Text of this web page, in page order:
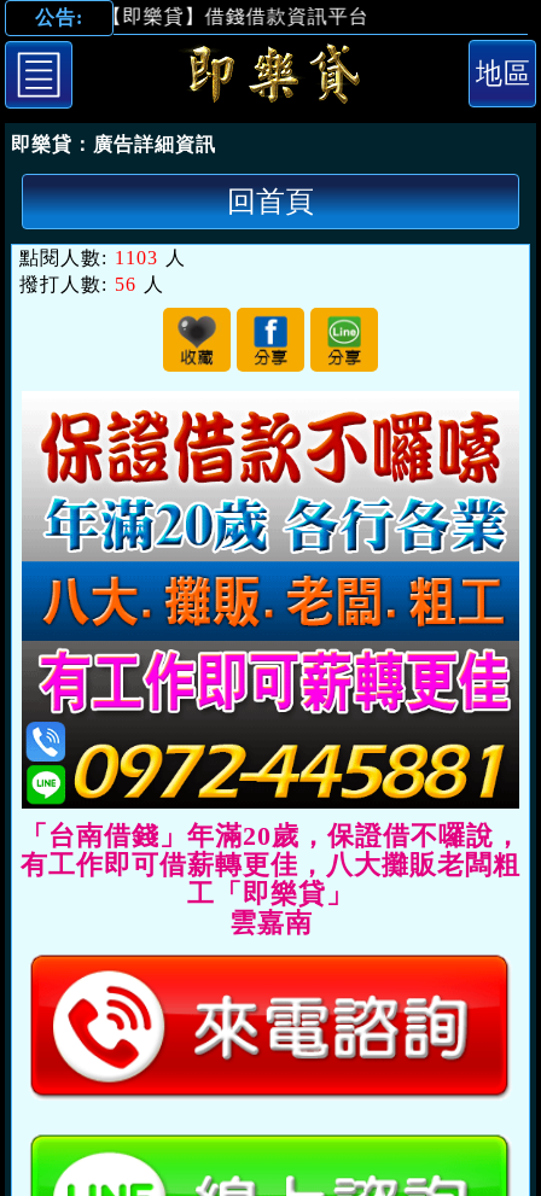
公告:【即樂貸】借錢借款資訊平台
即樂貸： 廣告詳細資訊
回首頁
點閱人數: 1103 人
撥打人數: 56 人
「台南借錢」年滿20歲，保證借不囉說，
有工作即可借薪轉更佳，八大攤販老闆粗
工「即樂貸」
雲嘉南